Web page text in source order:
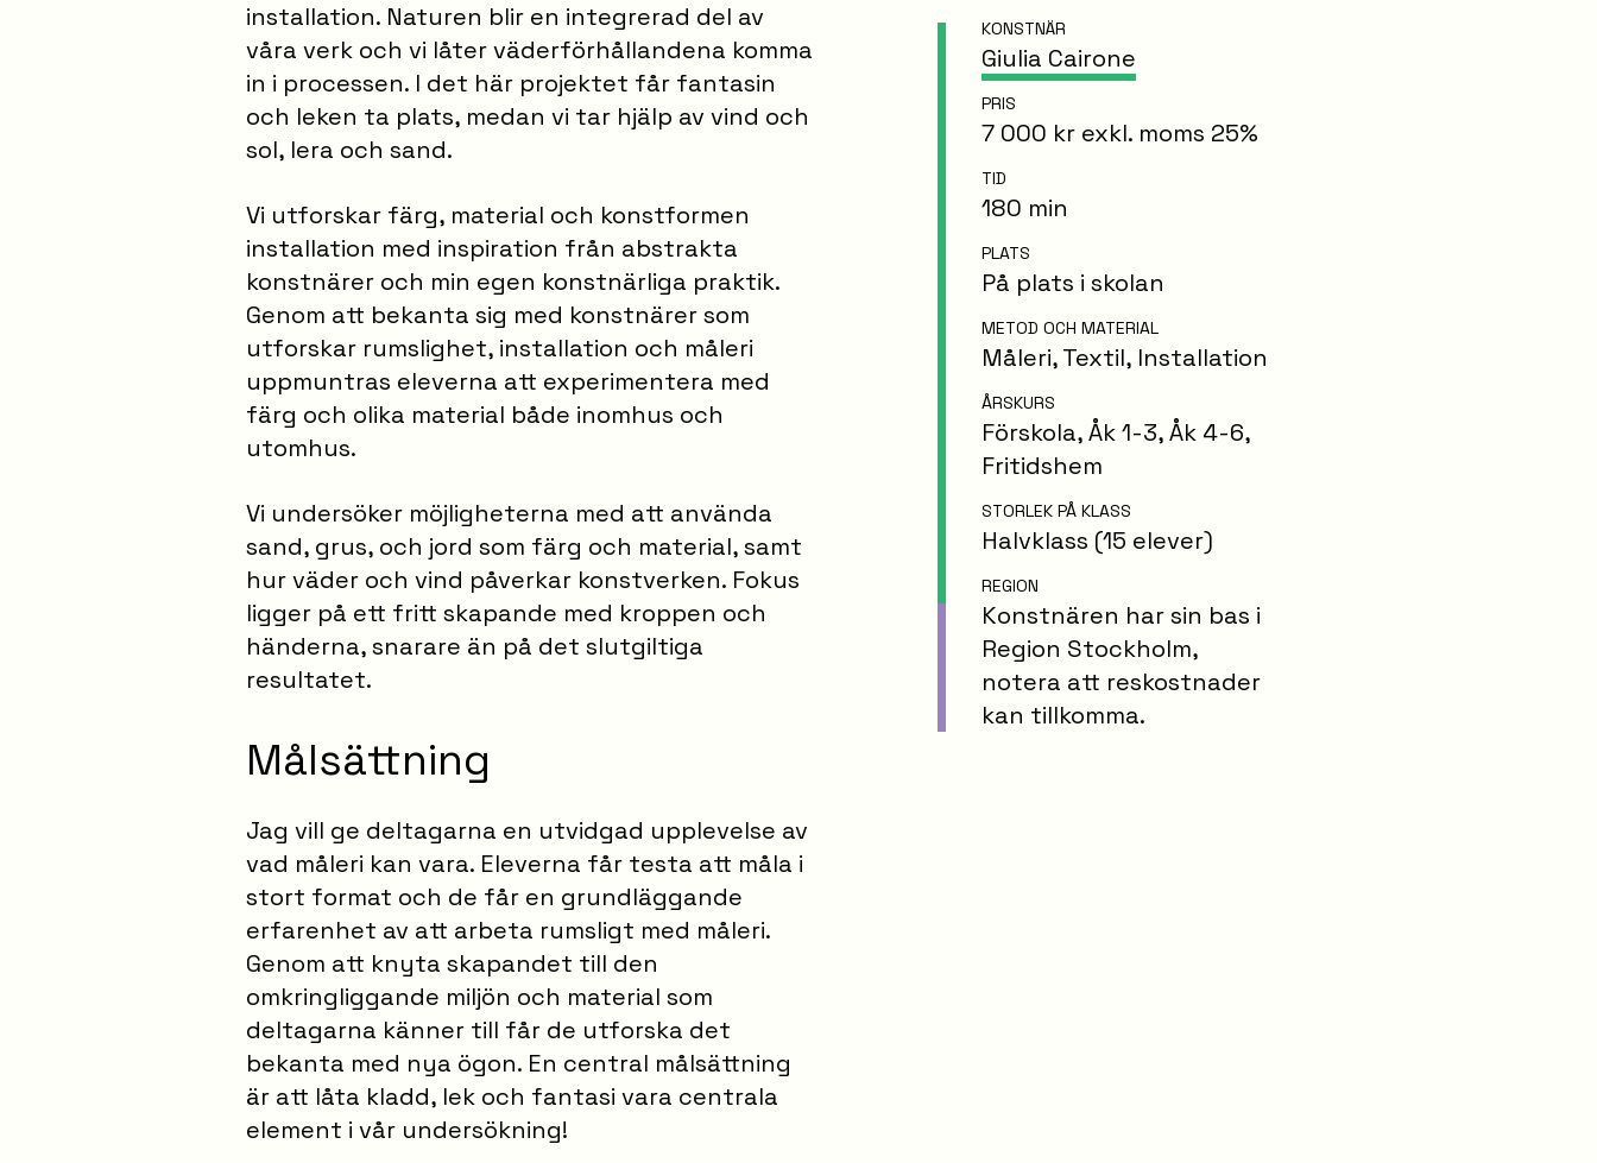
installation. Naturen blir en integrerad del av
våra verk och vi låter väderförhållandena komma
in i processen. I det här projektet får fantasin
och leken ta plats, medan vi tar hjälp av vind och
sol, lera och sand.
Vi utforskar färg, material och konstformen
installation med inspiration från abstrakta
konstnärer och min egen konstnärliga praktik.
Genom att bekanta sig med konstnärer som
utforskar rumslighet, installation och måleri
uppmuntras eleverna att experimentera med
färg och olika material både inomhus och
utomhus.
Vi undersöker möjligheterna med att använda
sand, grus, och jord som färg och material, samt
hur väder och vind påverkar konstverken. Fokus
ligger på ett fritt skapande med kroppen och
händerna, snarare än på det slutgiltiga
resultatet.
Målsättning
Jag vill ge deltagarna en utvidgad upplevelse av
vad måleri kan vara. Eleverna får testa att måla i
stort format och de får en grundläggande
erfarenhet av att arbeta rumsligt med måleri.
Genom att knyta skapandet till den
omkringliggande miljön och material som
deltagarna känner till får de utforska det
bekanta med nya ögon. En central målsättning
är att låta kladd, lek och fantasi vara centrala
element i vår undersökning!
KONSTNÄR
Giulia Cairone
PRIS
7 000 kr exkl. moms 25%
TID
180 min
PLATS
På plats i skolan
METOD OCH MATERIAL
Måleri,Textil, Installation
ÅRSKURS
Förskola,Åk 1-3,Åk 4-6,
Fritidshem
STORLEK PÅ KLASS
Halvklass (15 elever)
REGION
Konstnären har sin bas i
Region Stockholm,
notera att reskostnader
kan tillkomma.